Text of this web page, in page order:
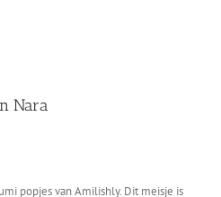
Nara
popjes van Amilishly. Dit meisje is